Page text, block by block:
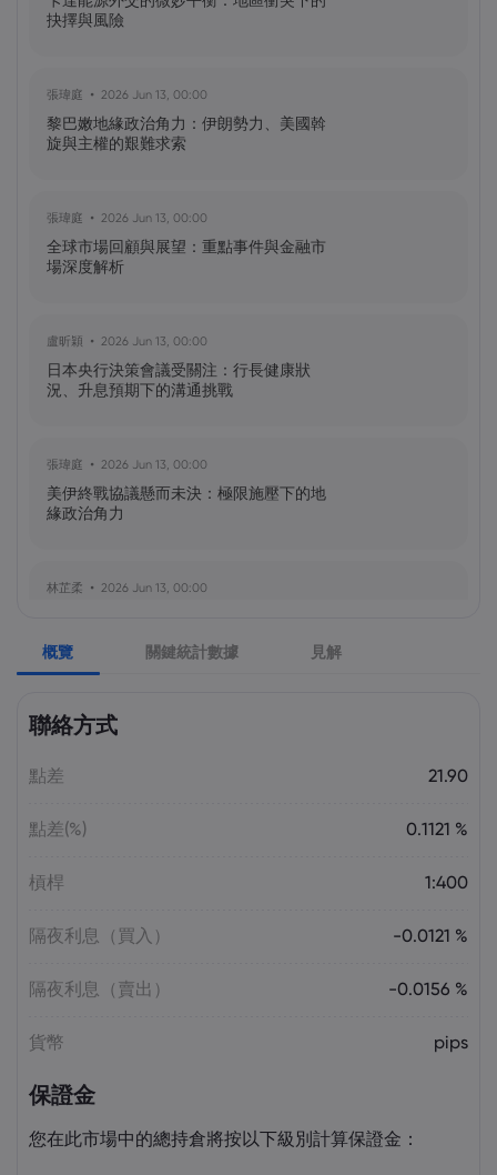
比特幣價格預測：如何在台灣購買比特
幣？
Fintech 股票值得關注：Nu
Holdings（NU）股票、SOFI 股票
Quantum Inc. 發生了什麼事？
抉擇與風險
張瑋庭 2026 Jun 13, 00:00
黎巴嫩地緣政治角力：伊朗勢力、美國斡
旋與主權的艱難求索
張瑋庭 2026 Jun 13, 00:00
全球市場回顧與展望：重點事件與金融市
場深度解析
盧昕穎 2026 Jun 13, 00:00
日本央行決策會議受關注：行長健康狀
況、升息預期下的溝通挑戰
張瑋庭 2026 Jun 13, 00:00
美伊終戰協議懸而未決：極限施壓下的地
緣政治角力
林芷柔 2026 Jun 13, 00:00
張瑋庭 2026 Jun 13, 00:00
北約安全態勢與美軍部署調整：美歐風險
陳昊然
量增，市場波動趨緩
概覽 關鍵統計數據 見解
聯絡方式
點差 21.90
點差(%) 0.1121 %
槓桿 1:400
隔夜利息（買入） -0.0121 %
隔夜利息（賣出） -0.0156 %
貨幣 pips
保證金
您在此市場中的總持倉將按以下級別計算保證金：